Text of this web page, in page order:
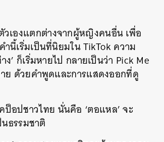
วเองแตกต่างจากผู้หญิงคนอื่น เพื่อ
นี้เริ่มเป็นที่นิยมใน TikTok ความ
’ ก็เริ่มหายไป กลายเป็นว่า Pick Me
ย ด้วยคำพูดและการแสดงออกที่ดู
อปชาวไทย นั่นคือ ‘ตอแหล’ จะ
ธรรมชาติ